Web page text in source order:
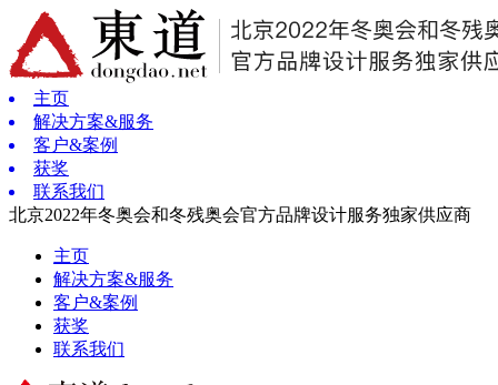
主页
解决方案&服务
客户&案例
获奖
联系我们
北京2022年冬奥会和冬残奥会官方品牌设计服务独家供应商
主页
解决方案&服务
客户&案例
获奖
联系我们